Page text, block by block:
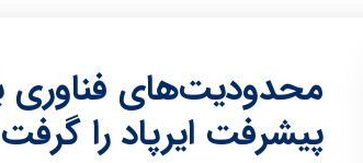
محدودیت‌های فناوری
پیشرفت ایرپاد را گرفت